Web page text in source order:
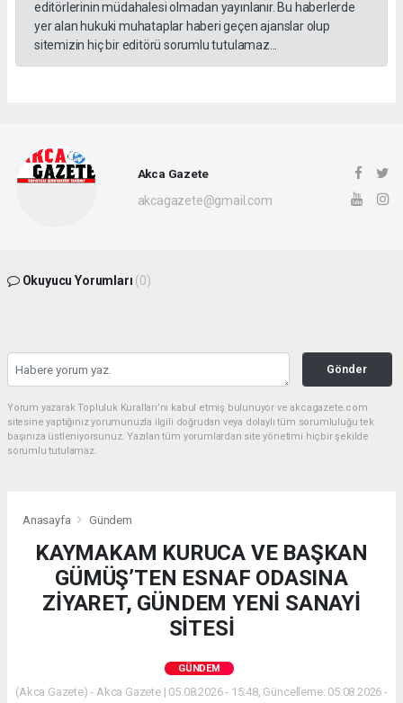
editörlerinin müdahalesi olmadan yayınlanır. Bu haberlerde
yer alan hukuki muhataplar haberi geçen ajanslar olup
sitemizin hiç bir editörü sorumlu tutulamaz...
Akca Gazete
akcagazete@gmail.com
Okuyucu Yorumları (0)
Gönder
Yorum yazarak Topluluk Kuralları’nı kabul etmiş bulunuyor ve akcagazete.com
sitesine yaptığınız yorumunuzla ilgili doğrudan veya dolaylı tüm sorumluluğu tek
başınıza üstleniyorsunuz. Yazılan tüm yorumlardan site yönetimi hiçbir şekilde
sorumlu tutulamaz.
Anasayfa Gündem
KAYMAKAM KURUCA VE BAŞKAN
GÜMÜŞ’TEN ESNAF ODASINA
ZİYARET, GÜNDEM YENİ SANAYİ
SİTESİ
GÜNDEM
(Akca Gazete) - Akca Gazete | 05.08.2026 - 15:48, Güncelleme: 05.08.2026 -